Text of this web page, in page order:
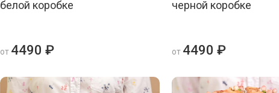
белой коробке
от 4490 ₽
черной коробке
от 4490 ₽